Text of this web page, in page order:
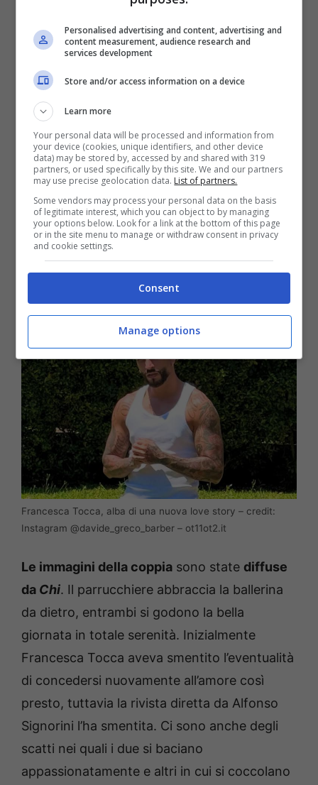
Nelle ultime settimane si è parlato di una
presuntavicinanza tra Francesca Tocca e
Davide Greco. Nato a Palermo, ha 30 anni ed
è uno dei parrucchieri italiani più famosi,
soprattutto nel sistema dello show business.
Ha dedicato il suo primo salone a sua nonna:
“Grazie a lei, che ora non c’è più”– raccontò
in una vecchia intervista –
“creai un posto
dove potevo tagliare i capelli e lo arredai
servendovi di alcune antiche vetrine e una
sedia da barbiere comprata da un
Francesca Tocca, alba di una nuova love story – credit:
Instagram @davide_greco_barber – ot11ot2.it
Le immagini della coppia sono state diffuse
da Chi. Il parrucchiere abbraccia la ballerina
da dietro, entrambi si godono la bella
giornata in totale serenità. Inizialmente
Francesca Tocca aveva smentito l’eventualità
di concedersi nuovamente all’amore così
presto, tuttavia la rivista diretta da Alfonso
Signorini l’ha smentita. Ci sono anche degli
scatti nei quali i due si baciano
appassionatamente e altri in cui si coccolano
Personalised advertising and content, advertising and
content measurement, audience research and
services development
Store and/or access information on a device
Learn more
Your personal data will be processed and information from
your device (cookies, unique identifiers, and other device
data) may be stored by, accessed by and shared with 319
partners, or used specifically by this site. We and our partners
may use precise geolocation data. List of partners.
Some vendors may process your personal data on the basis
of legitimate interest, which you can object to by managing
your options below. Look for a link at the bottom of this page
or in the site menu to manage or withdraw consent in privacy
and cookie settings.
Consent
Manage options